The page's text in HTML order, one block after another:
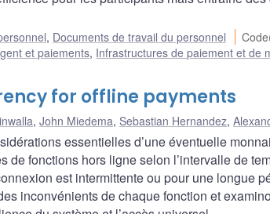
, Documents de travail du personnel
et paiements, Infrastructures de paiement et de
for offline payments
, John Miedema, Sebastian Hernandez,
essentielles d’une éventuelle
de fonctions hors ligne selon l’intervalle de
est intermittente ou pour une longue
inconvénients de chaque fonction et